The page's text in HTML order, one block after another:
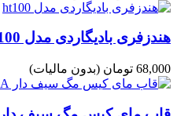
هندزفری بادیگاردی مدل ht100
68,000 تومان (بدون مالیات)